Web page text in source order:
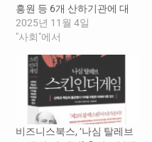
흥원 등 6개 산하기관에 대
한 국정감사를 실시하였다.
이인선 위원장은 국정감사
정부조직 개편에 따라 부처
의 기능이 확대된 만큼 이번
국정감사를 통해 성평등가
족부 및 산하 기관은 위원들
의 질의사항과 고견을 기관
운영에 충실히 반영하고, 지
2025년 11월 4일
"사회"에서
비즈니스북스, ‘나심 탈레브